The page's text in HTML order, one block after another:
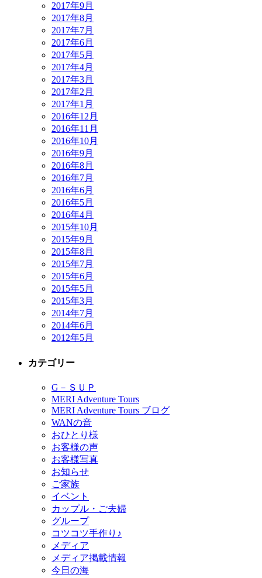
2017年9月
2017年8月
2017年7月
2017年6月
2017年5月
2017年4月
2017年3月
2017年2月
2017年1月
2016年12月
2016年11月
2016年10月
2016年9月
2016年8月
2016年7月
2016年6月
2016年5月
2016年4月
2015年10月
2015年9月
2015年8月
2015年7月
2015年6月
2015年5月
2015年3月
2014年7月
2014年6月
2012年5月
カテゴリー
G－ＳＵＰ
MERI Adventure Tours
MERI Adventure Tours ブログ
WANの音
おひとり様
お客様の声
お客様写真
お知らせ
ご家族
イベント
カップル・ご夫婦
グループ
コツコツ手作り♪
メディア
メディア掲載情報
今日の海